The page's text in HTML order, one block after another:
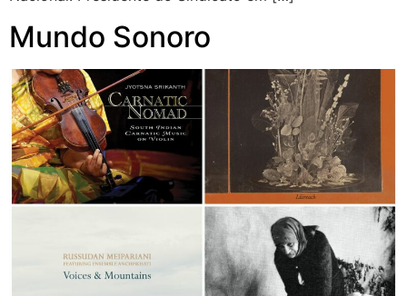
Mundo Sonoro